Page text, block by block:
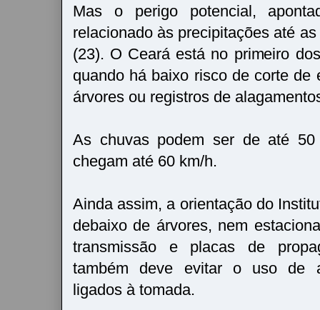
Mas o perigo potencial,
relacionado às precipitações até
(23). O Ceará está no primeiro
quando há baixo risco de corte de
árvores ou registros de
As chuvas podem ser de até
chegam até 60 km/h.
Ainda assim, a orientação do
debaixo de árvores, nem
transmissão e placas de
também deve evitar o uso de
ligados à tomada.